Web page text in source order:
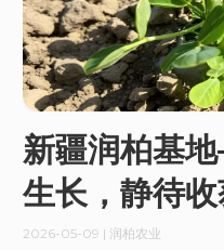
新疆润柏基
生长，静待
2026-05-09 | 润柏农业